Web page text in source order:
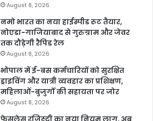
August 8, 2026
नमो भारत का नया हाईस्पीड रूट तैयार,
नोएडा-गाजियाबाद से गुरुग्राम और जेवर
तक दौड़ेगी रैपिड रेल
August 8, 2026
भोपाल में ई-बस कर्मचारियों को सुरक्षित
ड्राइविंग और यात्री व्यवहार का प्रशिक्षण,
महिलाओं-बुजुर्गों की सहायता पर जोर
August 8, 2026
फेसलेस रजिस्ट्री का नया नियम लागू, अब